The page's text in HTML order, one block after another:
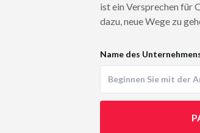
ist ein Versprechen für
dazu, neue Wege zu
Name des